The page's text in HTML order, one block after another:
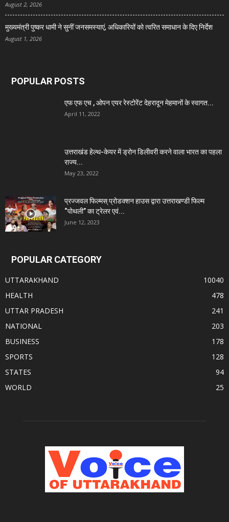
August 2, 2026
मुख्यमंत्री पुष्कर धामी ने सुनीं जनसमस्याएं, अधिकारियों को त्वरित समाधान के दिए निर्देश
August 1, 2026
POPULAR POSTS
एफ एफ एच , ओपन एयर रेस्टोरेंट देहरादून मेहमानों के स्वागत...
April 11, 2022
उत्तराखंड हेल्थ-केयर में ड्रोन डिलीवरी करने वाला भारत का पहला
राज्य...
May 23, 2022
प्रज्जवल फिल्मस् प्रोडक्शन हाउस द्वारा उत्तराखण्डी फिल्म
“पोथली” का ट्रेलर एवं...
June 12, 2023
POPULAR CATEGORY
UTTARAKHAND
10040
HEALTH
478
UTTAR PRADESH
241
NATIONAL
203
BUSINESS
178
SPORTS
128
STATES
94
WORLD
25